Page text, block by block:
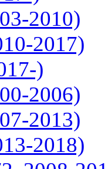
2010)
2017)
)
2006)
2013)
2018)